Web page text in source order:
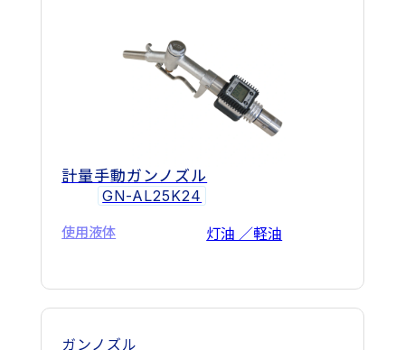
計量手動ガンノズル
GN-AL25K24
使用液体 灯油 ／軽油
ガンノズル